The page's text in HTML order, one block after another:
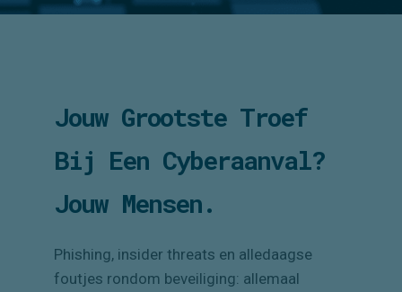
Jouw Grootste Troef
Bij Een Cyberaanval?
Jouw Mensen.
Phishing, insider threats en alledaagse
foutjes rondom beveiliging: allemaal